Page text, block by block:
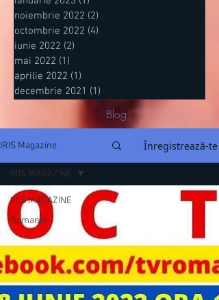
noiembrie 2022 (2)
octombrie 2022 (4)
iunie 2022 (2)
mai 2022 (1)
aprilie 2022 (1)
decembrie 2021 (1)
Blog
IRIS Magazine Înregistrează-te
IRIS MAGAZINE
Romania
IRIS MAGAZINE